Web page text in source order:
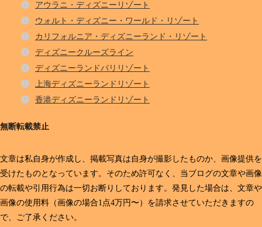
アウラニ・ディズニーリゾート
ウォルト・ディズニー・ワールド・リゾート
カリフォルニア・ディズニーランド・リゾート
ディズニークルーズライン
ディズニーランドパリリゾート
上海ディズニーランドリゾート
香港ディズニーランドリゾート
無断転載禁止
文章は私自身が作成し、掲載写真は自身が撮影したものか、画像提供を
受けたものとなっています。そのため許可なく、当ブログの文章や画像
の転載や引用行為は一切お断りしております。発見した場合は、文章や
画像の使用料（画像の場合1点4万円〜）を請求させていただきますの
で、ご了承ください。